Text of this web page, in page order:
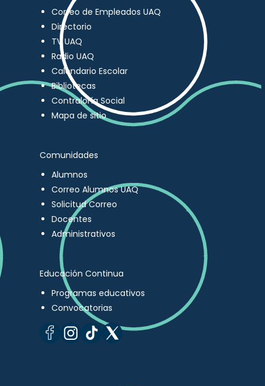
Correo de Empleados UAQ
Directorio
TV UAQ
Radio UAQ
Calendario Escolar
Bibliotecas
Contraloría Social
Mapa de sitio
Comunidades
Alumnos
Correo Alumnos UAQ
Solicitud Correo
Docentes
Administrativos
Educación Continua
Programas educativos
Convocatorias